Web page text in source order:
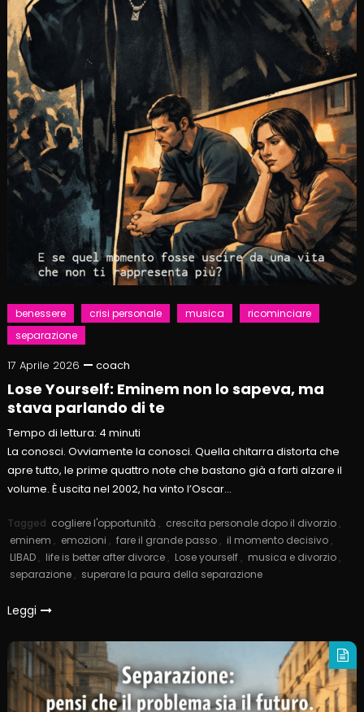
benessere crisi personale musica
ricominciare
separazione
17 Aprile 2026 coach
Lose Yourself: Eminem non lo sapeva, ma
stava parlando di te
Tempo di lettura: 4 minuti
La conosci. Ovviamente la conosci. Quella chitarra distorta che
apre tutto, le prime quattro note che bastano già a farti alzare il
volume. È uscita nel 2002, ha vinto l’Oscar…
Tagged cogliere l'opportunità , crescita personale dopo il divorzio ,
eminem , emozioni , fare il grande passo , il momento decisivo ,
LIBAD , life is better after divorce , Lose yourself , musica e divorzio ,
separazione , superare la paura della separazione
Leggi